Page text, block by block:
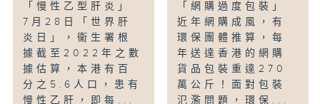
「慢性乙型肝炎」
7月28日「世界肝
炎日」，衞生署根
據截至2022年之數
據估算，本港有百
分之5.6人口，患有
慢性乙肝，即每...
「網購過度包裝」
近年網購成風，有
環保團體推算，每
年送達香港的網購
貨品包裝重達270
萬公斤！面對包裝
氾濫問題，環保...